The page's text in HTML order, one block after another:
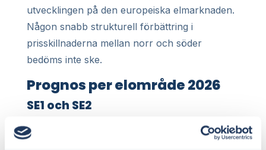
utvecklingen på den europeiska elmarknaden.
Någon snabb strukturell förbättring i
prisskillnaderna mellan norr och söder
bedöms inte ske.
Prognos per elområde 2026
SE1 och SE2
Elpriserna i norra Sverige väntas fortsatt vara
lägst i landet. Med normal tillrinning till